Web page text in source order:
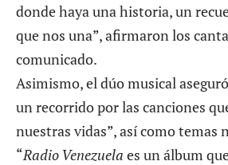
donde haya una historia, un
que nos una”, afirmaron los
comunicado.
Asimismo, el dúo musical
un recorrido por las canciones
nuestras vidas”, así como temas
“Radio Venezuela es un álbum